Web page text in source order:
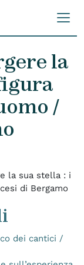
la
/
la sua stella : i
di Bergamo
dei cantici /